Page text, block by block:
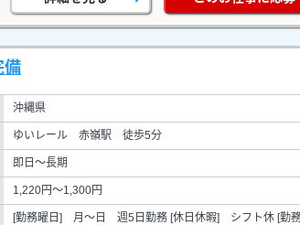
備
沖縄県
ゆいレール 赤嶺駅 徒歩5分
即日～長期
1,220円～1,300円
[勤務曜日] 月～日 週5日勤務 [休日休暇] シフト休 [勤